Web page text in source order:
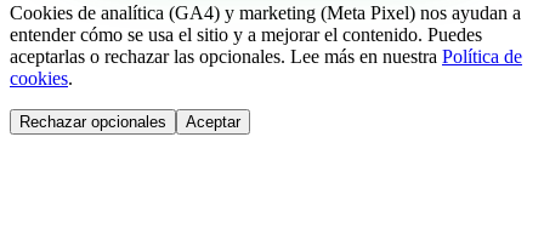
Cookies de analítica (GA4) y marketing (Meta Pixel) nos ayudan a
entender cómo se usa el sitio y a mejorar el contenido. Puedes
aceptarlas o rechazar las opcionales. Lee más en nuestra Política de
cookies.
Rechazar opcionales Aceptar